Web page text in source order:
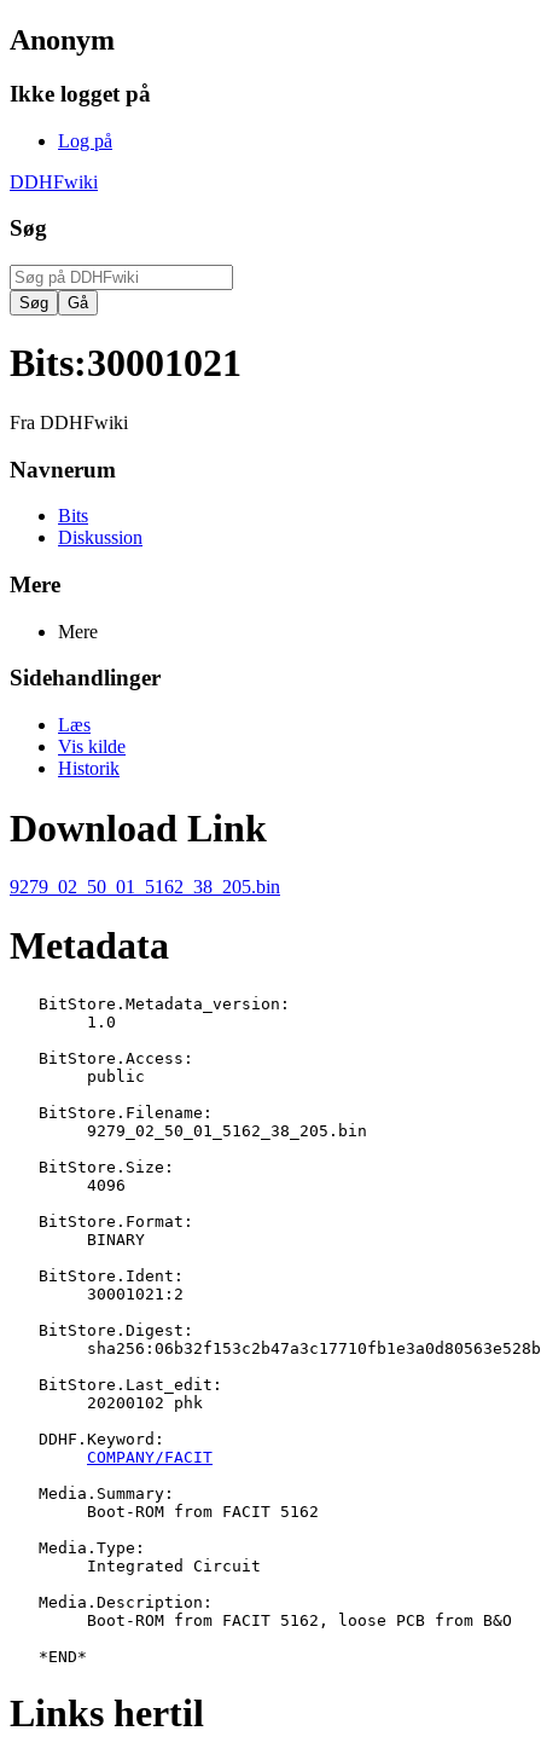
Anonym
Ikke logget på
Log på
DDHFwiki
Søg
Bits:30001021
Fra DDHFwiki
Navnerum
Bits
Diskussion
Mere
Mere
Sidehandlinger
Læs
Vis kilde
Historik
Download Link
9279_02_50_01_5162_38_205.bin
Metadata
   BitStore.Metadata_version:
   BitStore.Access:
   BitStore.Filename:
   BitStore.Size:
   BitStore.Format:
   BitStore.Ident:
   BitStore.Digest:
   BitStore.Last_edit:
   DDHF.Keyword:
COMPANY/FACIT
   Media.Summary:
   Media.Type:
   Media.Description:
Links hertil